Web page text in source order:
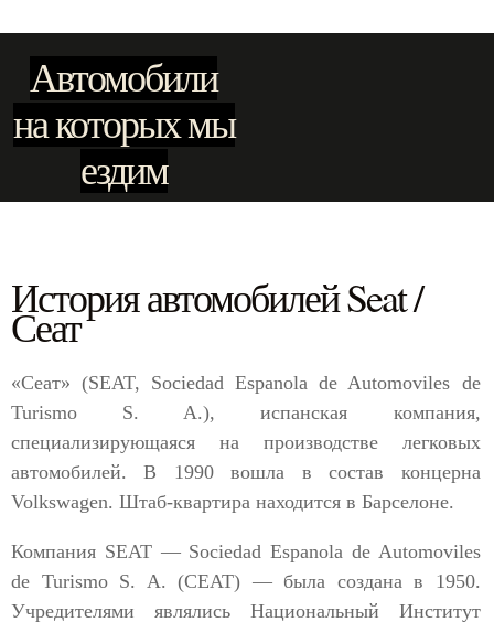
Автомобили
на которых мы
ездим
История автомобилей Seat /
Сеат
«Сеат» (SEAT, Sociedad Espanola de Automoviles de
Turismo S. A.), испанская компания,
специализирующаяся на производстве легковых
автомобилей. В 1990 вошла в состав концерна
Volkswagen. Штаб-квартира находится в Барселоне.
Компания SEAT — Sociedad Espanola de Automoviles
de Turismo S. A. (СЕАТ) — была создана в 1950.
Учредителями являлись Национальный Институт